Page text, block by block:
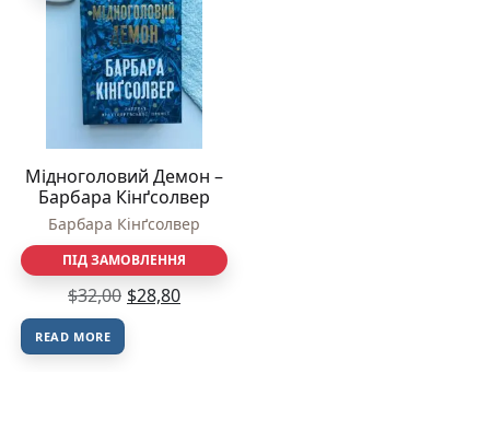
Мідноголовий Демон –
Барбара Кінґсолвер
Барбара Кінґсолвер
ПІД ЗАМОВЛЕННЯ
$32,00 $28,80
READ MORE